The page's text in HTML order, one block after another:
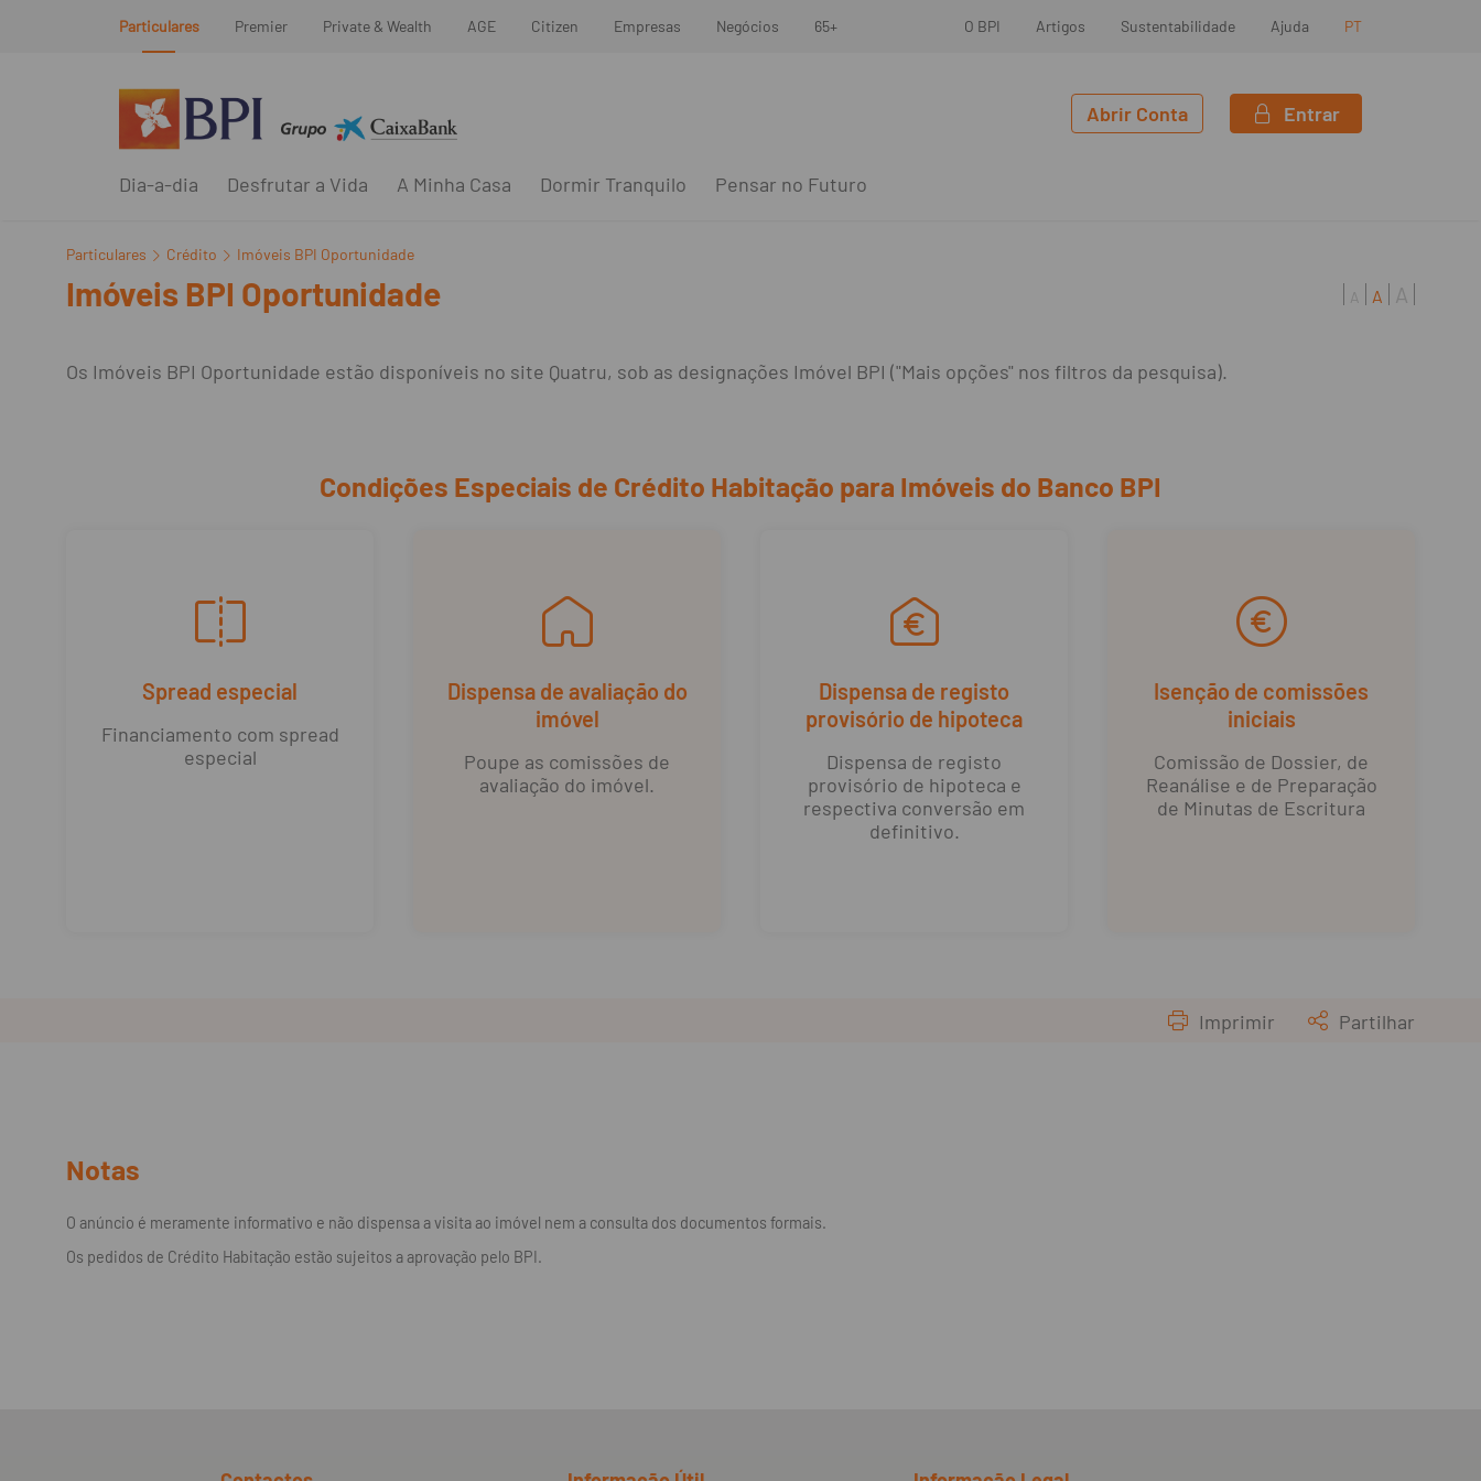
Particulares Premier Private & Wealth AGE Citizen Empresas Negócios 65+ O BPI Artigos Sustentabilidade Ajuda PT
Abrir Conta Entrar
Dia-a-dia Desfrutar a Vida A Minha Casa Dormir Tranquilo Pensar no Futuro
Particulares Crédito Imóveis BPI Oportunidade
Imóveis BPI Oportunidade A A A
Os Imóveis BPI Oportunidade estão disponíveis no site Quatru, sob as designações Imóvel BPI ("Mais opções" nos filtros da pesquisa).
Condições Especiais de Crédito Habitação para Imóveis do Banco BPI
Spread especial
Financiamento com spread
especial
Dispensa de avaliação do
imóvel
Poupe as comissões de
avaliação do imóvel.
Dispensa de registo
provisório de hipoteca
Dispensa de registo
provisório de hipoteca e
respectiva conversão em
definitivo.
Isenção de comissões
iniciais
Comissão de Dossier, de
Reanálise e de Preparação
de Minutas de Escritura
Imprimir Partilhar
Notas
O anúncio é meramente informativo e não dispensa a visita ao imóvel nem a consulta dos documentos formais.
Os pedidos de Crédito Habitação estão sujeitos a aprovação pelo BPI.